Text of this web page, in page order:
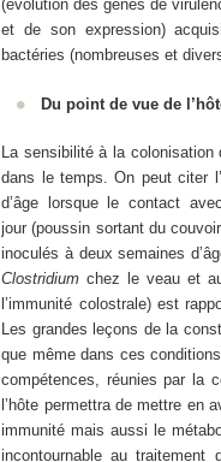
(évolution des gènes de
et de son expression)
bactéries (nombreuses et
Du point de vue de
La sensibilité à la colonisation
dans le temps. On peut citer
d’âge lorsque le contact
jour (poussin sortant du
inoculés à deux semaines
Clostridium chez le veau et
l’immunité colostrale) est
Les grandes leçons de la
que même dans ces
compétences, réunies par la
l’hôte permettra de mettre en
immunité mais aussi le
incontournable au